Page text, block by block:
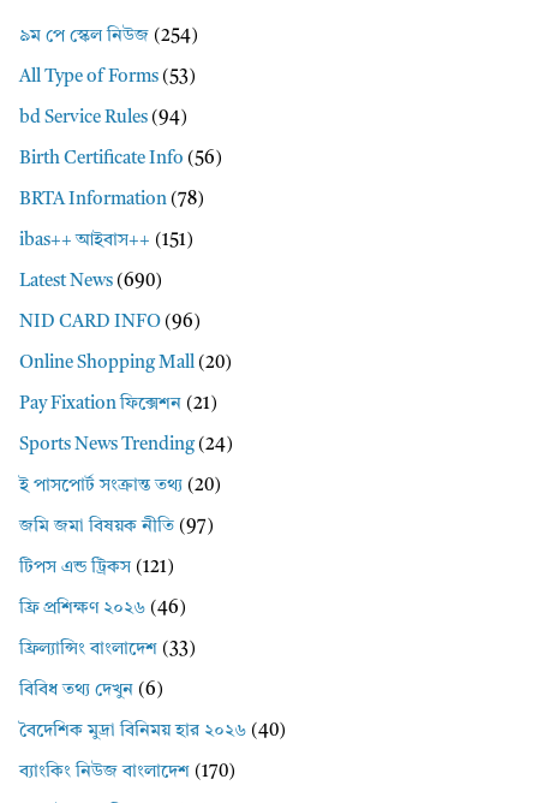
৯ম পে স্কেল নিউজ (254)
All Type of Forms (53)
bd Service Rules (94)
Birth Certificate Info (56)
BRTA Information (78)
ibas++ আইবাস++ (151)
Latest News (690)
NID CARD INFO (96)
Online Shopping Mall (20)
Pay Fixation ফিক্সেশন (21)
Sports News Trending(24)
ই পাসপোর্ট সংক্রান্ত তথ্য (20)
জমি জমা বিষয়ক নীতি (97)
টিপস এন্ড ট্রিকস (121)
ফ্রি প্রশিক্ষণ ২০২৬ (46)
ফ্রিল্যান্সিং বাংলাদেশ (33)
বিবিধ তথ্য দেখুন (6)
বৈদেশিক মুদ্রা বিনিময় হার ২০২৬ (40)
ব্যাংকিং নিউজ বাংলাদেশ (170)